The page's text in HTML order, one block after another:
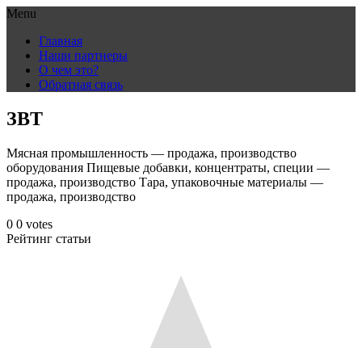
Menu
content
Главная
Наши партнеры
О чем это?
Обратная связь
ЗВТ
Мясная промышленность — продажа, производство
оборудования Пищевые добавки, концентраты, специи —
продажа, производство Тара, упаковочные материалы —
продажа, производство
0 0 votes
Рейтинг статьи